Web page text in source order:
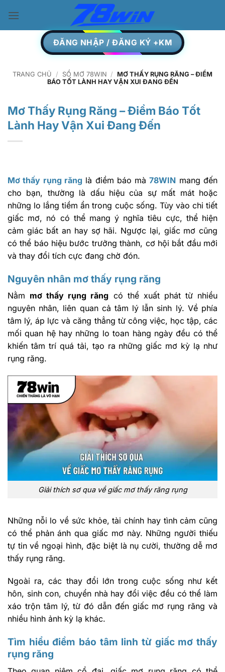
content
ĐĂNG NHẬP / ĐĂNG KÝ +KM
TRANG CHỦ / SỔ MƠ 78WIN /
MƠ THẤY RỤNG RĂNG – ĐIỀM
BÁO TỐT LÀNH HAY VẬN XUI ĐANG ĐẾN
Mơ Thấy Rụng Răng – Điềm Báo Tốt
Lành Hay Vận Xui Đang Đến
Mơ thấy rụng răng là điềm báo mà78WIN mang đến
cho bạn, thường là dấu hiệu của sự mất mát hoặc
những lo lắng tiềm ẩn trong cuộc sống. Tùy vào chi tiết
giấc mơ, nó có thể mang ý nghĩa tiêu cực, thể hiện
cảm giác bất an hay sợ hãi. Ngược lại, giấc mơ cũng
có thể báo hiệu bước trưởng thành, cơ hội bắt đầu mới
và thay đổi tích cực đang chờ đón.
Nguyên nhân mơ thấy rụng răng
Nằm mơ thấy rụng răng có thể xuất phát từ nhiều
nguyên nhân, liên quan cả tâm lý lẫn sinh lý. Về phía
tâm lý, áp lực và căng thẳng từ công việc, học tập, các
mối quan hệ hay những lo toan hàng ngày đều có thể
khiến tâm trí quá tải, tạo ra những giấc mơ kỳ lạ như
rụng răng.
Giải thích sơ qua về giấc mơ thấy răng rụng
Những nỗi lo về sức khỏe, tài chính hay tình cảm cũng
có thể phản ánh qua giấc mơ này. Những người thiếu
tự tin về ngoại hình, đặc biệt là nụ cười, thường dễ mơ
thấy rụng răng.
Ngoài ra, các thay đổi lớn trong cuộc sống như kết
hôn, sinh con, chuyển nhà hay đổi việc đều có thể làm
xáo trộn tâm lý, từ đó dẫn đến giấc mơ rụng răng và
nhiều hình ảnh kỳ lạ khác.
Tìm hiểu điềm báo tâm linh từ giấc mơ thấy
rụng răng